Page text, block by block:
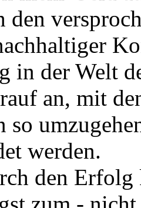
den
in der Welt
an, mit
so
werden.
den Erfolg